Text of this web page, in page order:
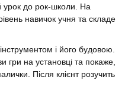
урок до рок-школи. На
навичок учня та складе
і його будовою.
гри на установці та покаже,
Після клієнт розучить